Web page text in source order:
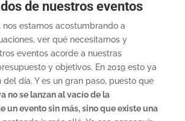
de nuestros eventos
nos estamos acostumbrando a
ver qué necesitamos y
eventos acorde a nuestras
y objetivos. En 2019 esto ya
día. Y es un gran paso, puesto que
no se lanzan al vacío de la
un evento sin más, sino que existe una